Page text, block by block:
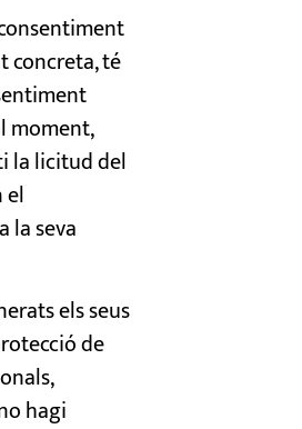
concreta, té
moment,
la licitud del
el
la seva
els seus
de
hagi